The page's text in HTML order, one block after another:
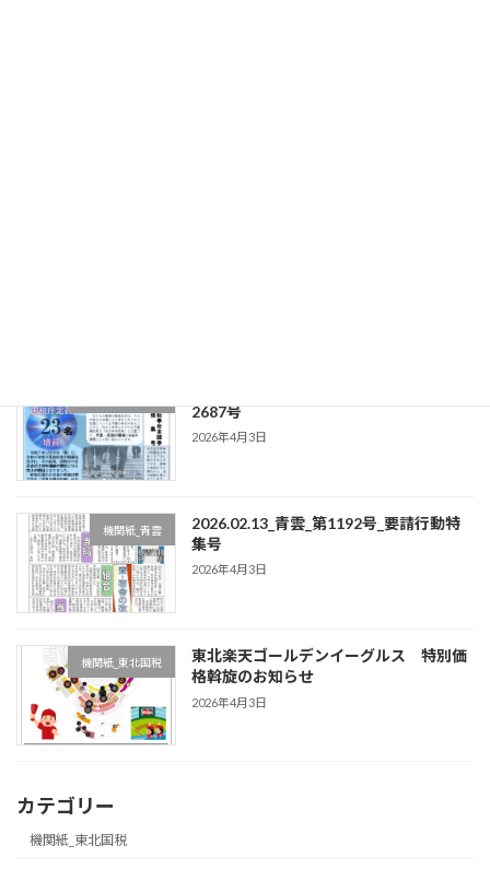
2687号
2026年4月3日
機関紙_青雲
2026.02.13_青雲_第1192号_要請行動特
集号
2026年4月3日
機関紙_東北国税
東北楽天ゴールデンイーグルス 特別価
格斡旋のお知らせ
2026年4月3日
カテゴリー
機関紙_東北国税